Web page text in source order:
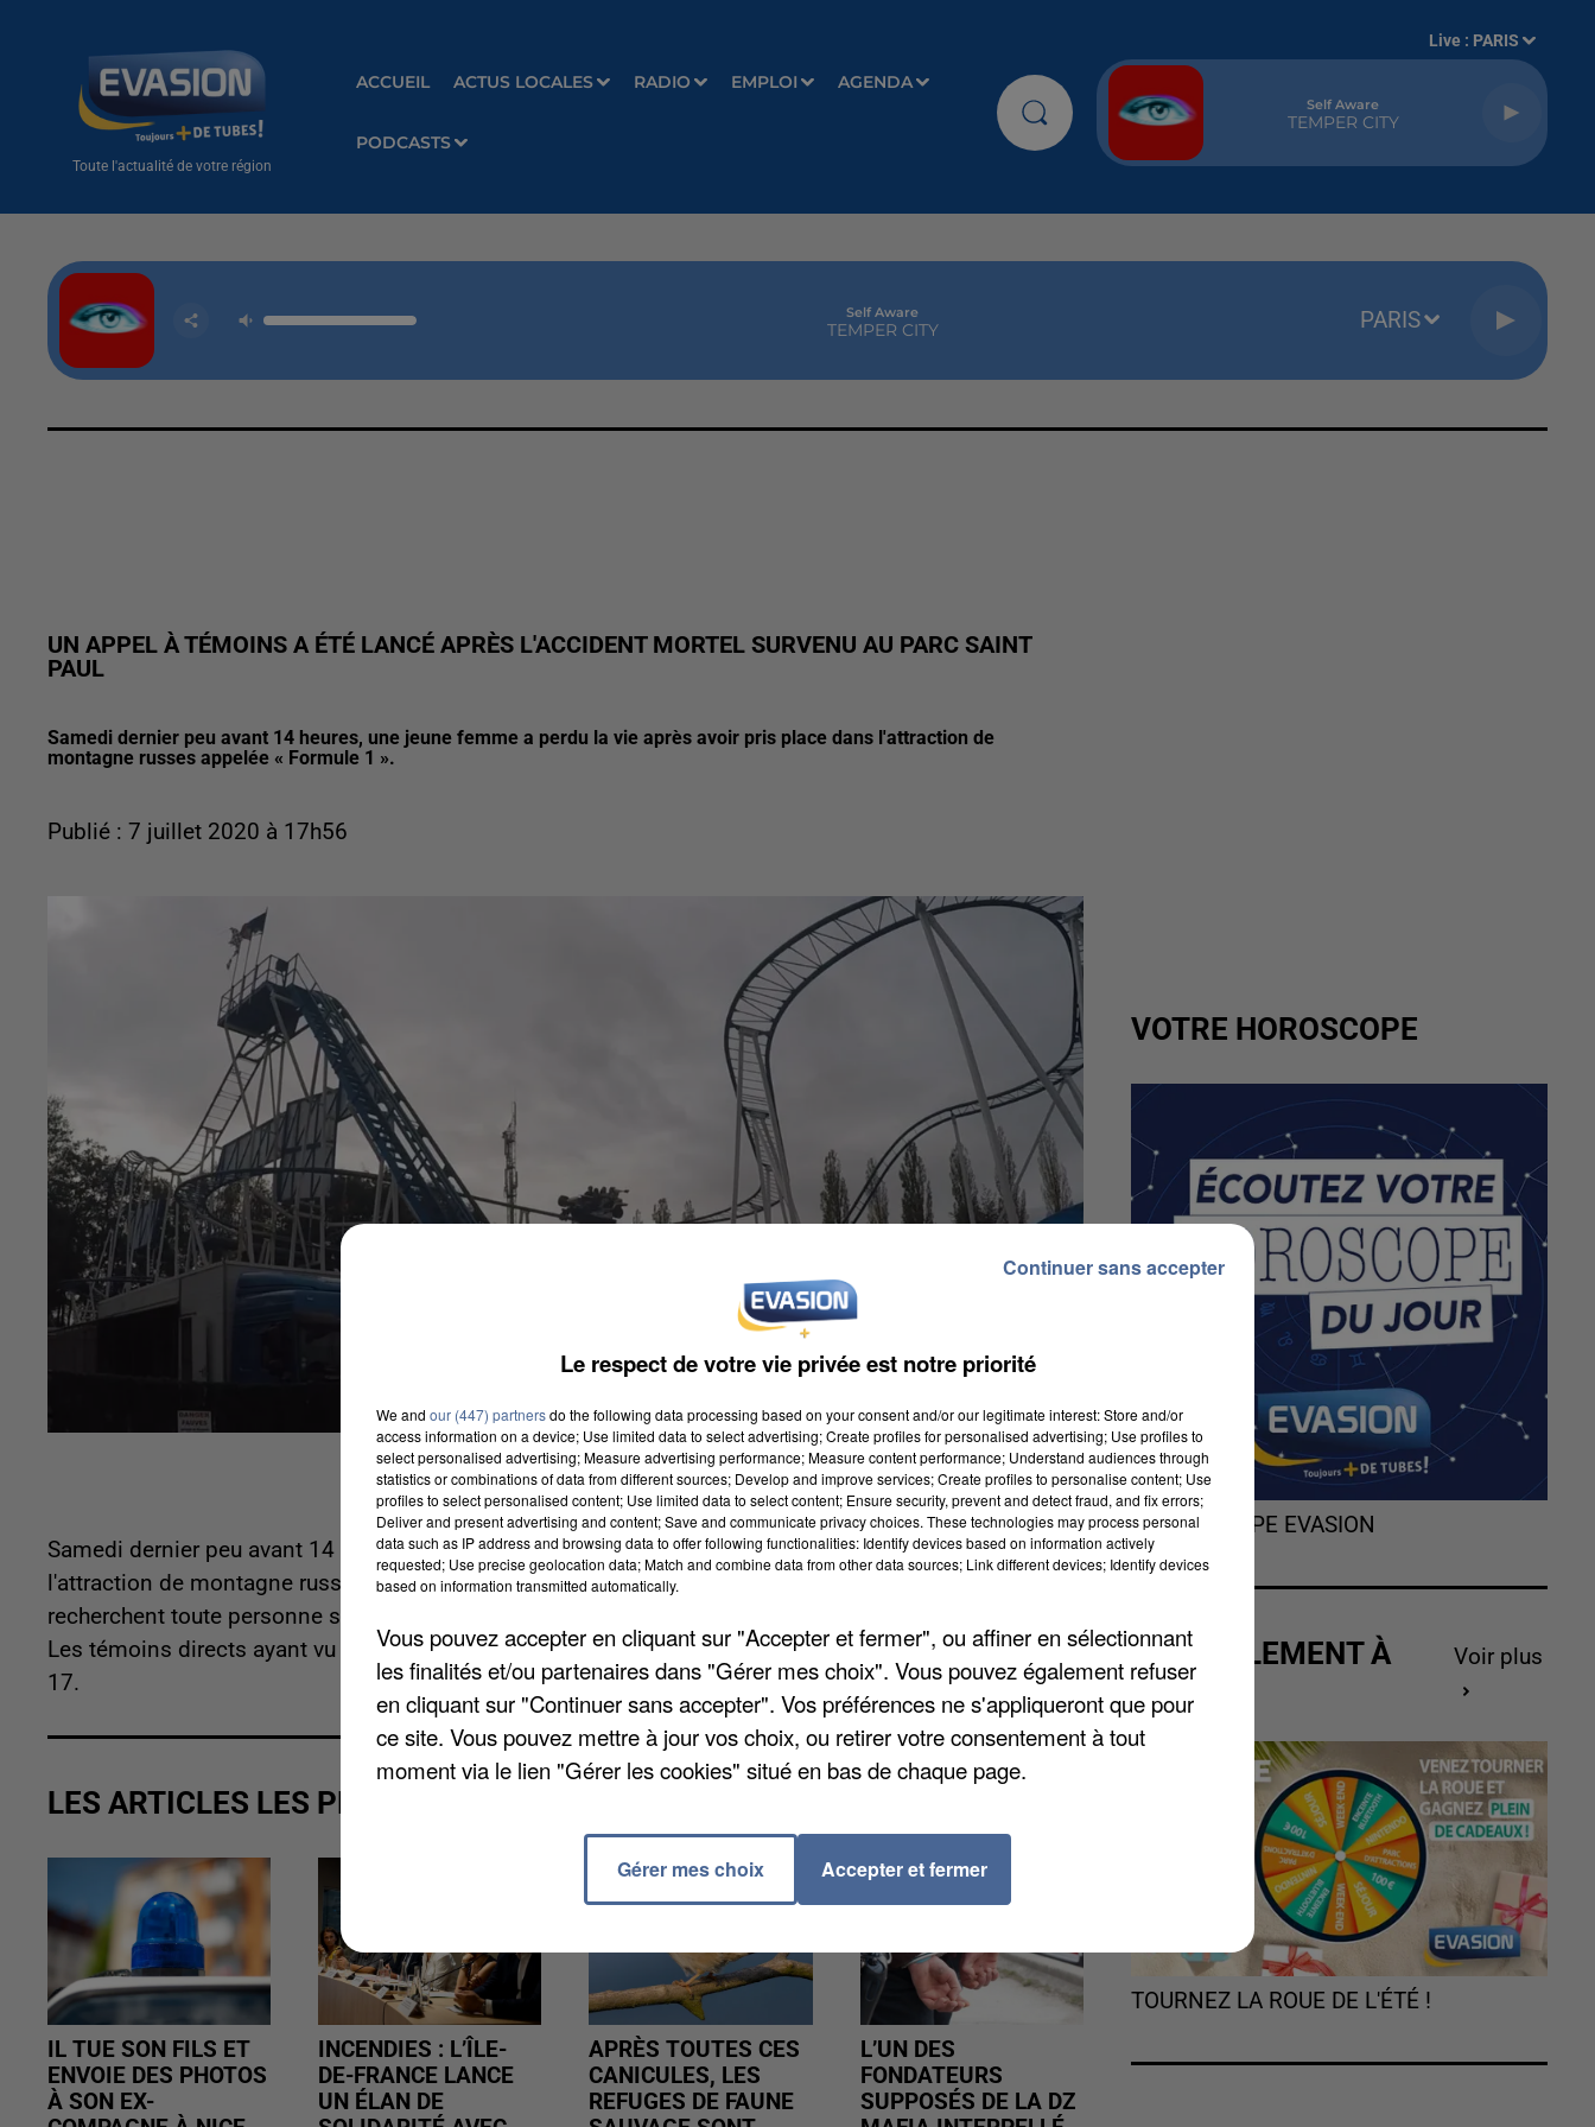
Toute l'actualité de votre région
ACCUEIL ACTUS LOCALES RADIO EMPLOI AGENDA
PODCASTS
Live : PARIS
Self Aware
TEMPER CITY
Self Aware
TEMPER CITY PARIS
UN APPEL À TÉMOINS A ÉTÉ LANCÉ APRÈS L'ACCIDENT MORTEL SURVENU AU PARC SAINT
PAUL
Samedi dernier peu avant 14 heures, une jeune femme a perdu la vie après avoir pris place dans l'attraction de
montagne russes appelée « Formule 1 ».
Publié : 7 juillet 2020 à 17h56
Samedi dernier peu avant 14 heures, une jeune femme a perdu la vie après avoir pris place dans
l'attraction de montagne russes appelée « Formule 1 ». Les gendarmes de la brigade d'Auneuil
recherchent toute personne susceptible d'apporter des éléments en rapport avec l'enquête en cours.
Les témoins directs ayant vu ou filmé la scène sont invités à contacter la gendarmerie au 03 44 47 59
17.
LES ARTICLES LES PLUS VUS
IL TUE SON FILS ET
ENVOIE DES PHOTOS
À SON EX-
INCENDIES : L’ÎLE-
DE-FRANCE LANCE
UN ÉLAN DE
APRÈS TOUTES CES
CANICULES, LES
REFUGES DE FAUNE
L’UN DES
FONDATEURS
SUPPOSÉS DE LA DZ
VOTRE HOROSCOPE
L'HOROSCOPE EVASION
ACTUELLEMENT À
GAGNER
Voir plus
TOURNEZ LA ROUE DE L'ÉTÉ !
Le respect de votre vie privée est notre priorité
We and our (447) partnersdo the following data processing based on your consent and/or our legitimate interest: Store and/or
access information on a device; Use limited data to select advertising; Create profiles for personalised advertising; Use profiles to
select personalised advertising; Measure advertising performance; Measure content performance; Understand audiences through
statistics or combinations of data from different sources; Develop and improve services; Create profiles to personalise content; Use
profiles to select personalised content; Use limited data to select content; Ensure security, prevent and detect fraud, and fix errors;
Deliver and present advertising and content; Save and communicate privacy choices. These technologies may process personal
data such as IP address and browsing data to offer following functionalities: Identify devices based on information actively
requested; Use precise geolocation data; Match and combine data from other data sources; Link different devices; Identify devices
based on information transmitted automatically.
Vous pouvez accepter en cliquant sur "Accepter et fermer", ou affiner en sélectionnant
les finalités et/ou partenaires dans "Gérer mes choix". Vous pouvez également refuser
en cliquant sur "Continuer sans accepter". Vos préférences ne s'appliqueront que pour
ce site. Vous pouvez mettre à jour vos choix, ou retirer votre consentement à tout
moment via le lien "Gérer les cookies" situé en bas de chaque page.
Gérer mes choix Accepter et fermer
Continuer sans accepter